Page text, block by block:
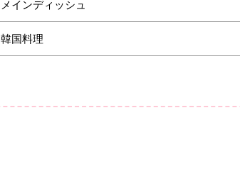
メインディッシュ
韓国料理